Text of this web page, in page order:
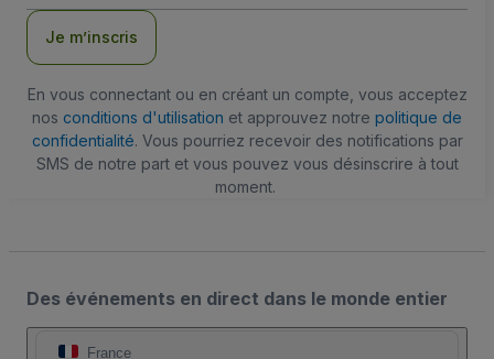
Je m’inscris
En vous connectant ou en créant un compte, vous acceptez
nos conditions d'utilisation et approuvez notre politique de
confidentialité. Vous pourriez recevoir des notifications par
SMS de notre part et vous pouvez vous désinscrire à tout
moment.
Des événements en direct dans le monde entier
France